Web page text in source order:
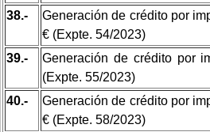
38.-
Generación de crédito por
€ (Expte. 54/2023)
39.-
Generación de crédito por
(Expte. 55/2023)
40.-
Generación de crédito por
€ (Expte. 58/2023)